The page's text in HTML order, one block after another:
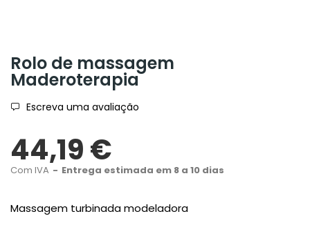
Rolo de massagem
Maderoterapia
Escreva uma avaliação
44,19 €
Com IVA Entrega estimada em 8 a 10 dias
Massagem turbinada modeladora